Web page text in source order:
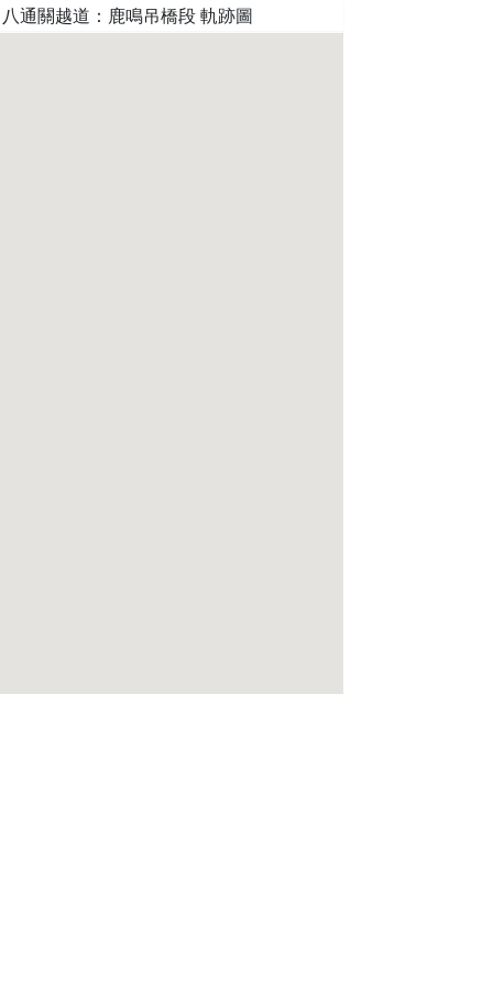
八通關越道：鹿鳴吊橋段 軌跡圖